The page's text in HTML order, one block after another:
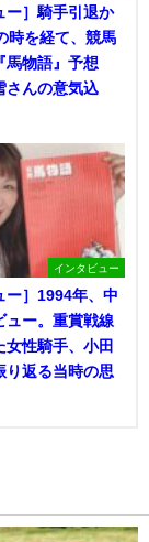
ー］騎手引退か
時を経て、競馬
馬物語』予想
さんの意気込
インタビュー
ー］1994年、中
ュー。重賞戦線
女性騎手、小田
り返る当時の思